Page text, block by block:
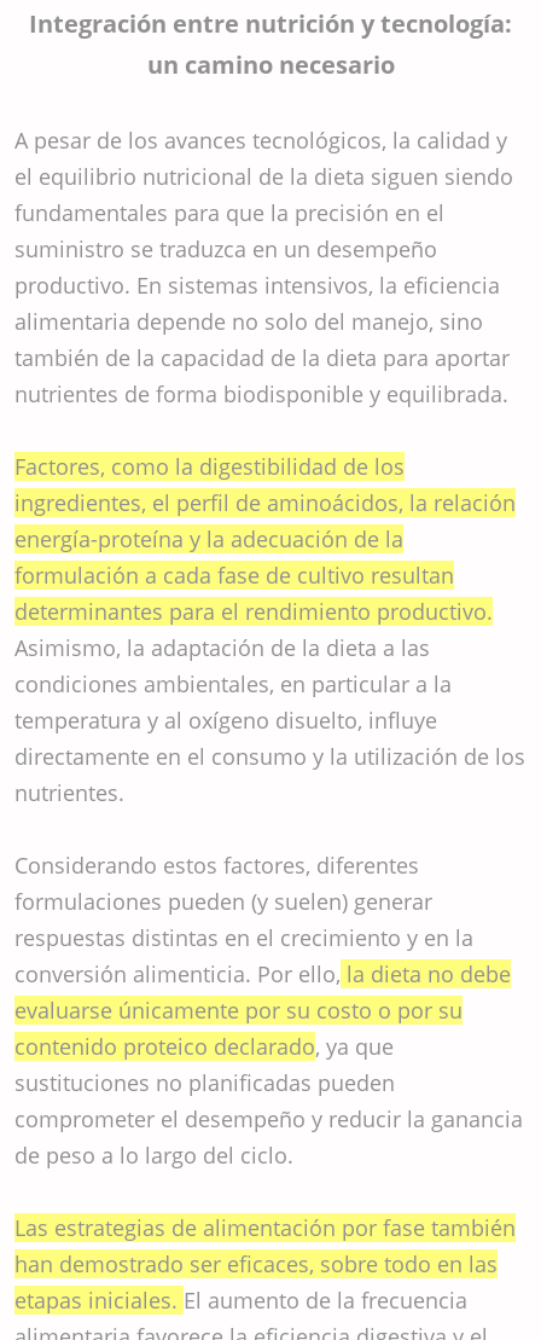
Integración entre nutrición y tecnología:
un camino necesario
A pesar de los avances tecnológicos, la calidad y
el equilibrio nutricional de la dieta siguen siendo
fundamentales para que la precisión en el
suministro se traduzca en un desempeño
productivo. En sistemas intensivos, la eficiencia
alimentaria depende no solo del manejo, sino
también de la capacidad de la dieta para aportar
nutrientes de forma biodisponible y equilibrada.
Factores, como la digestibilidad de los
ingredientes, el perfil de aminoácidos, la relación
energía-proteína y la adecuación de la
formulación a cada fase de cultivo resultan
determinantes para el rendimiento productivo.
Asimismo, la adaptación de la dieta a las
condiciones ambientales, en particular a la
temperatura y al oxígeno disuelto, influye
directamente en el consumo y la utilización de los
nutrientes.
Considerando estos factores, diferentes
formulaciones pueden (y suelen) generar
respuestas distintas en el crecimiento y en la
conversión alimenticia. Por ello, la dieta no debe
evaluarse únicamente por su costo o por su
contenido proteico declarado, ya que
sustituciones no planificadas pueden
comprometer el desempeño y reducir la ganancia
de peso a lo largo del ciclo.
Las estrategias de alimentación por fase también
han demostrado ser eficaces, sobre todo en las
etapas iniciales. El aumento de la frecuencia